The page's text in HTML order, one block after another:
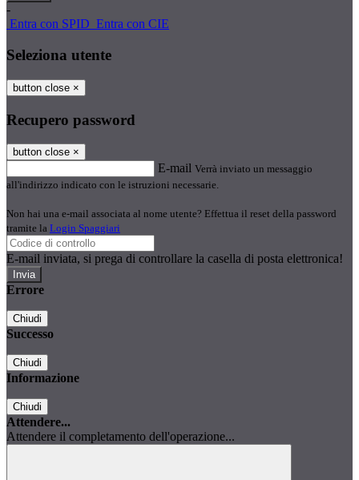
-
Entra con SPID Entra con CIE
Seleziona utente
button close ×
Recupero password
button close ×
E-mail Verrà inviato un messaggio
all'indirizzo indicato con le istruzioni necessarie.
Non hai una e-mail associata al nome utente? Effettua il reset della password
tramite la Login Spaggiari
E-mail inviata, si prega di controllare la casella di posta elettronica!
Errore
Chiudi
Successo
Chiudi
Informazione
Chiudi
Attendere...
Attendere il completamento dell'operazione...